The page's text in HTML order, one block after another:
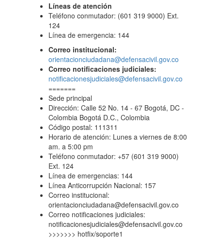
Líneas de atención
Teléfono conmutador: (601 319 9000) Ext.
124
Línea de emergencia: 144
Correo institucional:
orientacionciudadana@defensacivil.gov.co
Correo notificaciones judiciales:
notificacionesjudiciales@defensacivil.gov.co
=======
Sede principal
Dirección: Calle 52 No. 14 - 67 Bogotá, DC -
Colombia Bogotá D.C., Colombia
Código postal: 111311
Horario de atención: Lunes a viernes de 8:00
am. a 5:00 pm
Teléfono conmutador: +57 (601 319 9000)
Ext. 124
Línea de emergencias: 144
Línea Anticorrupción Nacional: 157
Correo institucional:
orientacionciudadana@defensacivil.gov.co
Correo notificaciones judiciales:
notificacionesjudiciales@defensacivil.gov.co
>>>>>>> hotfix/soporte1